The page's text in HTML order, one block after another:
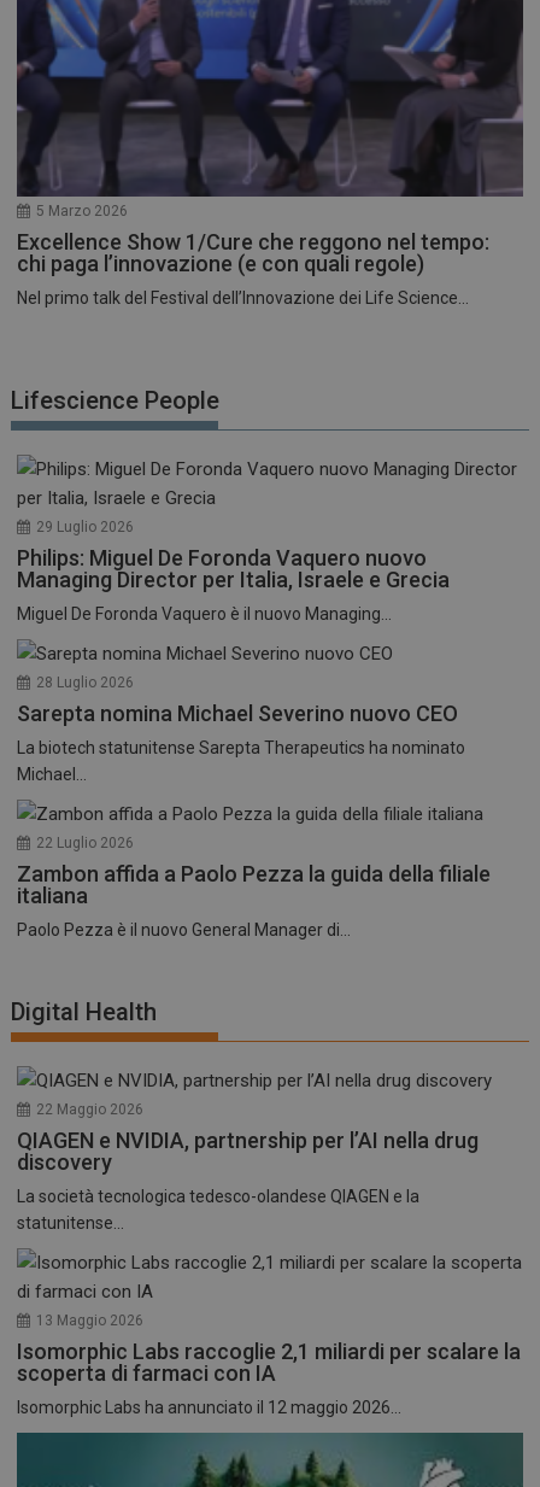
5 Marzo 2026
Excellence Show 1/Cure che reggono nel tempo:
chi paga l’innovazione (e con quali regole)
Nel primo talk del Festival dell’Innovazione dei Life Science...
Lifescience People
29 Luglio 2026
Philips: Miguel De Foronda Vaquero nuovo
Managing Director per Italia, Israele e Grecia
Miguel De Foronda Vaquero è il nuovo Managing...
28 Luglio 2026
Sarepta nomina Michael Severino nuovo CEO
La biotech statunitense Sarepta Therapeutics ha nominato
Michael...
22 Luglio 2026
Zambon affida a Paolo Pezza la guida della filiale
italiana
Paolo Pezza è il nuovo General Manager di...
Digital Health
22 Maggio 2026
QIAGEN e NVIDIA, partnership per l’AI nella drug
discovery
La società tecnologica tedesco-olandese QIAGEN e la
statunitense...
13 Maggio 2026
Isomorphic Labs raccoglie 2,1 miliardi per scalare la
scoperta di farmaci con IA
Isomorphic Labs ha annunciato il 12 maggio 2026...